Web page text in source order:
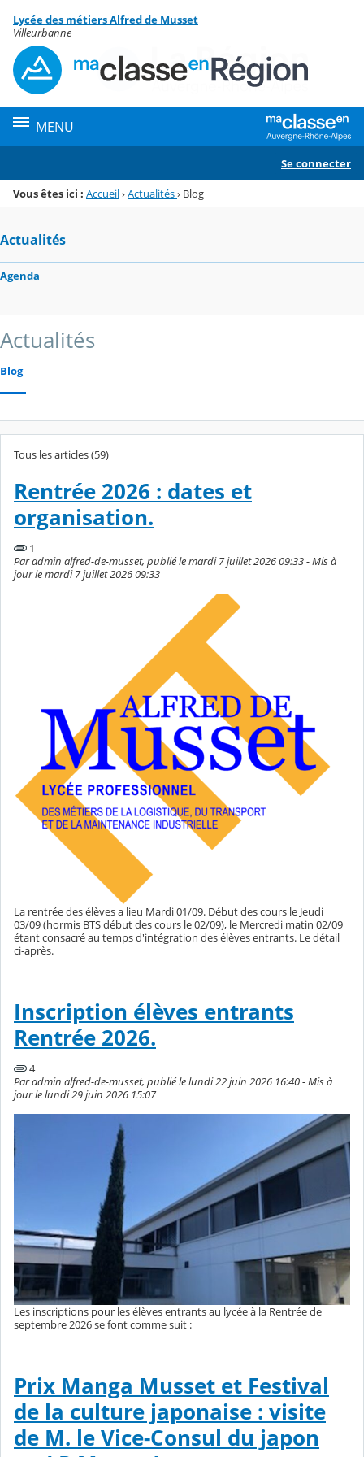
Menu de la rubrique
Contenu
Lycée des métiers Alfred de Musset
Villeurbanne
MENU
Se connecter
Vous êtes ici : Accueil›Actualités› Blog
Actualités
Agenda
Actualités
Blog
Tous les articles (59)
Rentrée 2026 : dates et
organisation.
1
Par admin alfred-de-musset, publié le mardi 7 juillet 2026 09:33 - Mis à
jour le mardi 7 juillet 2026 09:33
La rentrée des élèves a lieu Mardi 01/09. Début des cours le Jeudi
03/09 (hormis BTS début des cours le 02/09), le Mercredi matin 02/09
étant consacré au temps d'intégration des élèves entrants. Le détail
ci-après.
Inscription élèves entrants
Rentrée 2026.
4
Par admin alfred-de-musset, publié le lundi 22 juin 2026 16:40 - Mis à
jour le lundi 29 juin 2026 15:07
Les inscriptions pour les élèves entrants au lycée à la Rentrée de
septembre 2026 se font comme suit :
Prix Manga Musset et Festival
de la culture japonaise : visite
de M. le Vice-Consul du japon